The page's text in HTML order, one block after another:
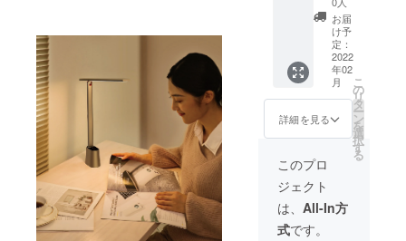
一般販
売予定
価格
28,000
円（税
込/送料
込）の
15%OF
F ※色は
グレー
とホワ
イトか
らお選
びいた
だけま
す。
お届
け予
定：
2022
年02
月
詳細を見る
こ
の
リ
タ
ー
ン
を
選
択
す
る
このプロ
ジェクト
は、 All-In方
式です。